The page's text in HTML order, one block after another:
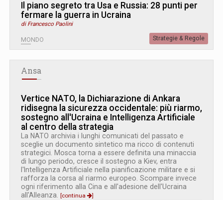
Il piano segreto tra Usa e Russia: 28 punti per
fermare la guerra in Ucraina
di Francesco Paolini
MONDO Strategie & Regole
Ansa
Vertice NATO, la Dichiarazione di Ankara
ridisegna la sicurezza occidentale: più riarmo,
sostegno all'Ucraina e Intelligenza Artificiale
al centro della strategia
La NATO archivia i lunghi comunicati del passato e
sceglie un documento sintetico ma ricco di contenuti
strategici. Mosca torna a essere definita una minaccia
di lungo periodo, cresce il sostegno a Kiev, entra
l'Intelligenza Artificiale nella pianificazione militare e si
rafforza la corsa al riarmo europeo. Scompare invece
ogni riferimento alla Cina e all'adesione dell'Ucraina
all'Alleanza. [continua
]